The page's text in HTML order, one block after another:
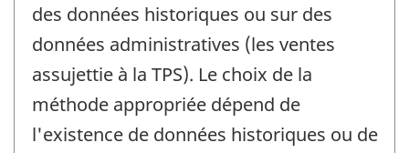
des données historiques ou sur des
données administratives (les ventes
assujettie à la TPS). Le choix de la
méthode appropriée dépend de
l'existence de données historiques ou de